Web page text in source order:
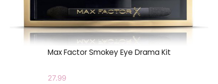
Max Factor Smokey Eye Drama Kit
27.99